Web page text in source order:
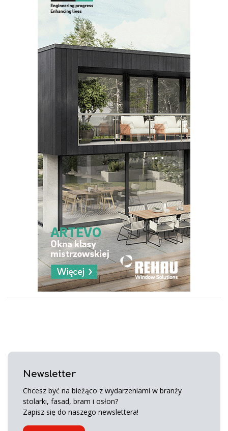
Newsletter
Chcesz być na bieżąco z wydarzeniami w branży
stolarki, fasad, bram i osłon?
Zapisz się do naszego newslettera!